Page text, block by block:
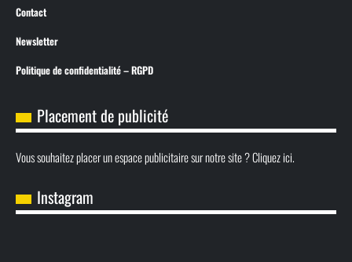
Contact
Newsletter
Politique de confidentialité – RGPD
Placement de publicité
Vous souhaitez placer un espace publicitaire sur notre site ? Cliquez ici.
Instagram